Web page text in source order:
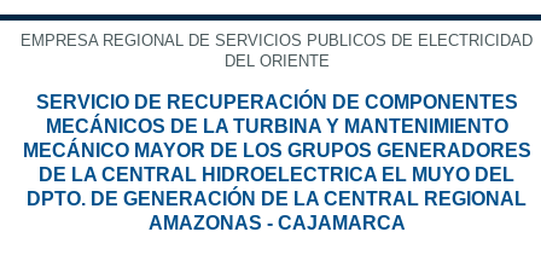
EMPRESA REGIONAL DE SERVICIOS PUBLICOS DE ELECTRICIDAD
DEL ORIENTE
SERVICIO DE RECUPERACIÓN DE COMPONENTES
MECÁNICOS DE LA TURBINA Y MANTENIMIENTO
MECÁNICO MAYOR DE LOS GRUPOS GENERADORES
DE LA CENTRAL HIDROELECTRICA EL MUYO DEL
DPTO. DE GENERACIÓN DE LA CENTRAL REGIONAL
AMAZONAS - CAJAMARCA